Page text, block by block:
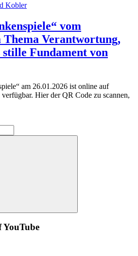
Kobler
vom
Thema Verantwortung,
Fundament von
am 26.01.2026 ist online auf
Hier der QR Code zu scannen,
Suche
YouTube